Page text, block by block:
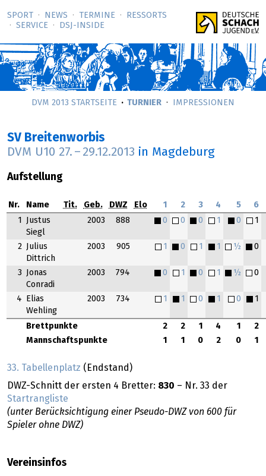
SPORT NEWS TERMINE
RESSORTS
SERVICE
DSJ-­INSIDE
DVM 2013 STARTSEITE TURNIER IMPRESSIONEN
SV Breitenworbis
DVM U10 27. – 29.12.2013 in Magdeburg
Aufstellung
Nr. Name Tit. Geb. DWZ Elo 1 2 3 4 5 6
Brettpunkte 2 2 1 4 1
2
Mannschaftspunkte
1 1 0 2 0 1
1
Justus
Siegl
2003 888 0 0 0 1 0 1
2
Julius
Dittrich
2003 905 1 0 1 1 ½ 0
3
Jonas
Conradi
2003 794 0 1 0 1 ½ 0
4
Elias
Wehling
2003 734 1 1 0 1 0 1
33. Tabellenplatz (Endstand)
DWZ-Schnitt der ersten 4 Bretter: 830 – Nr. 33 der
Startrangliste
(unter Berücksichtigung einer Pseudo-DWZ von 600 für
Spieler ohne DWZ)
Vereinsinfos